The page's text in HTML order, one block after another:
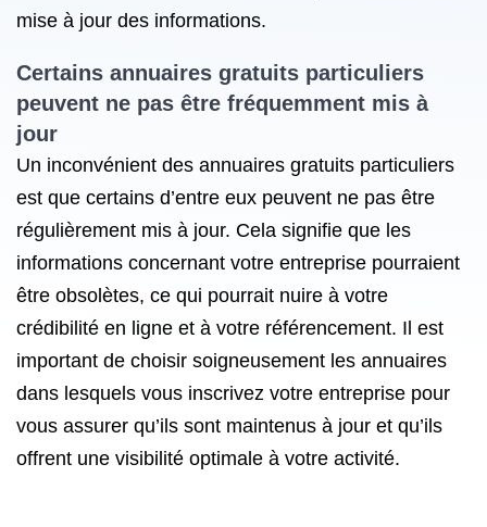
mise à jour des informations.
Certains annuaires gratuits particuliers
peuvent ne pas être fréquemment mis à
jour
Un inconvénient des annuaires gratuits particuliers
est que certains d’entre eux peuvent ne pas être
régulièrement mis à jour. Cela signifie que les
informations concernant votre entreprise pourraient
être obsolètes, ce qui pourrait nuire à votre
crédibilité en ligne et à votre référencement. Il est
important de choisir soigneusement les annuaires
dans lesquels vous inscrivez votre entreprise pour
vous assurer qu’ils sont maintenus à jour et qu’ils
offrent une visibilité optimale à votre activité.